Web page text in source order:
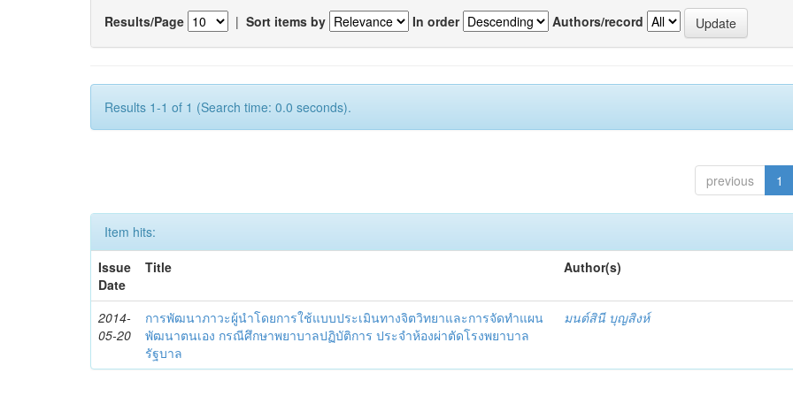
Results/Page | Sort items by In order Authors/record
Results 1-1 of 1 (Search time: 0.0 seconds).
previous 1
Item hits:
Issue
Date
Title Author(s)
2014-
05-20
การพัฒนาภาวะผู้นำโดยการใช้แบบประเมินทางจิตวิทยาและการจัดทำแผน
พัฒนาตนเอง กรณีศึกษาพยาบาลปฏิบัติการ ประจำห้องผ่าตัดโรงพยาบาล
รัฐบาล
มนต์สินี บุญสิงห์